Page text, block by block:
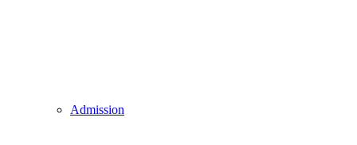
Admission